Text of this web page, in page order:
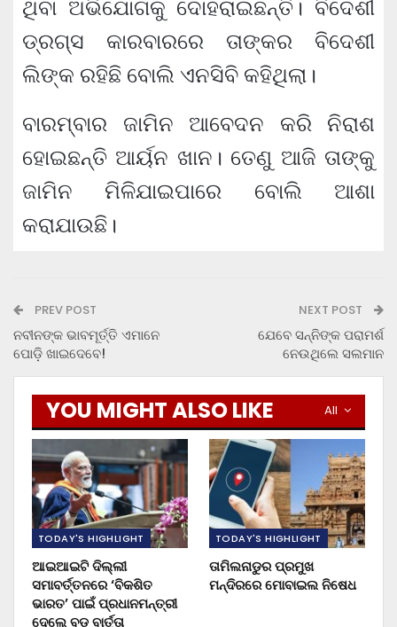
ଥିବା ଅଭିଯୋଗକୁ ଦୋହରାଇଛନ୍ତି। ବିଦେଶୀ
ଡ୍ରଗ୍ସ କାରବାରରେ ତାଙ୍କର ବିଦେଶୀ
ଲିଙ୍କ ରହିଛି ବୋଲି ଏନସିବି କହିଥିଲା।
ବାରମ୍ବାର ଜାମିନ ଆବେଦନ କରି ନିରାଶ
ହୋଇଛନ୍ତି ଆର୍ୟନ ଖାନ। ତେଣୁ ଆଜି ତାଙ୍କୁ
ଜାମିନ ମିଳିଯାଇପାରେ ବୋଲି ଆଶା
କରାଯାଉଛି।
PREV POST
ନବୀନଙ୍କ ଭାବମୂର୍ତ୍ତି ଏମାନେ
ପୋଡ଼ି ଖାଇଦେବେ!
NEXT POST
ଯେବେ ସନ୍ନିଙ୍କ ପରାମର୍ଶ
ନେଉଥିଲେ ସଲମାନ
All
YOU MIGHT ALSO LIKE
TODAY'S HIGHLIGHT
ଆଇଆଇଟି ଦିଲ୍ଲୀ
ସମାବର୍ତ୍ତନରେ ‘ବିକଶିତ
ଭାରତ’ ପାଇଁ ପ୍ରଧାନମନ୍ତ୍ରୀ
ଦେଲେ ବଡ଼ ବାର୍ତ୍ତା
TODAY'S HIGHLIGHT
ତାମିଲନାଡୁର ପ୍ରମୁଖ
ମନ୍ଦିରରେ ମୋବାଇଲ ନିଷେଧ